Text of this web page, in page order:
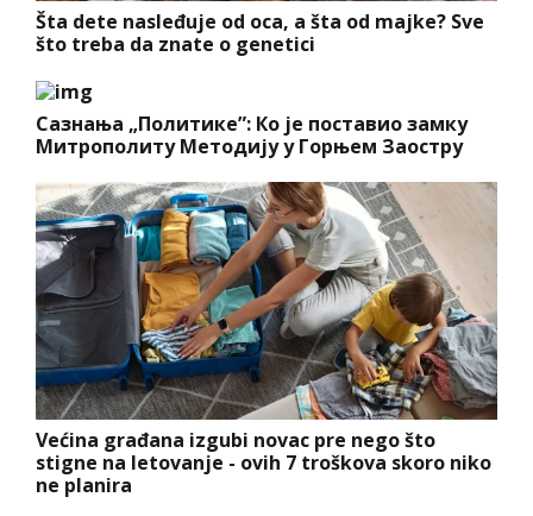
Šta dete nasleđuje od oca, a šta od majke? Sve
što treba da znate o genetici
Сазнања „Политике”: Ко је поставио замку
Митрополиту Методију у Горњем Заостру
Većina građana izgubi novac pre nego što
stigne na letovanje - ovih 7 troškova skoro niko
ne planira